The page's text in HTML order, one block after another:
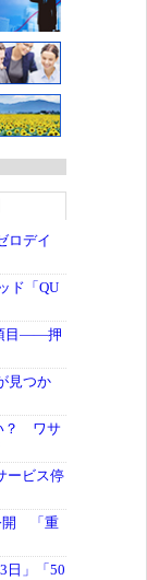
ロデイ
ド「QU
目――押
見つか
？ ワサ
ービス停
開 「重
日」「50